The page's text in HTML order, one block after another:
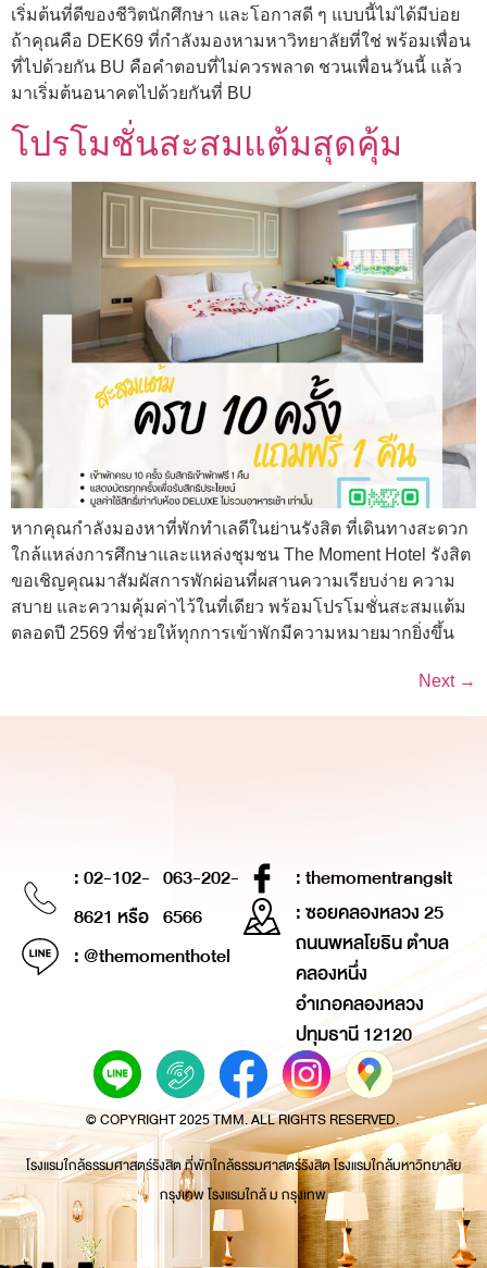
เริ่มต้นที่ดีของชีวิตนักศึกษา และโอกาสดี ๆ แบบนี้ไม่ได้มีบ่อย
ถ้าคุณคือ DEK69 ที่กำลังมองหามหาวิทยาลัยที่ใช่ พร้อมเพื่อน
ที่ไปด้วยกัน BU คือคำตอบที่ไม่ควรพลาด ชวนเพื่อนวันนี้ แล้ว
มาเริ่มต้นอนาคตไปด้วยกันที่ BU
โปรโมชั่นสะสมแต้มสุดคุ้ม
หากคุณกำลังมองหาที่พักทำเลดีในย่านรังสิต ที่เดินทางสะดวก
ใกล้แหล่งการศึกษาและแหล่งชุมชน The Moment Hotel รังสิต
ขอเชิญคุณมาสัมผัสการพักผ่อนที่ผสานความเรียบง่าย ความ
สบาย และความคุ้มค่าไว้ในที่เดียว พร้อมโปรโมชั่นสะสมแต้ม
ตลอดปี 2569 ที่ช่วยให้ทุกการเข้าพักมีความหมายมากยิ่งขึ้น
Next →
: 02-102-
8621 หรือ
063-202-
6566
: @themomenthotel
: themomentrangsit
: ซอยคลองหลวง 25
ถนนพหลโยธิน ตำบล
คลองหนึ่ง
อำเภอคลองหลวง
ปทุมธานี 12120
© COPYRIGHT 2025 TMM. ALL RIGHTS RESERVED.
โรงแรมใกล้ธรรมศาสตร์รังสิต ที่พักใกล้ธรรมศาสตร์รังสิต โรงแรมใกล้มหาวิทยาลัย
กรุงเทพ โรงแรมใกล้ ม กรุงเทพ